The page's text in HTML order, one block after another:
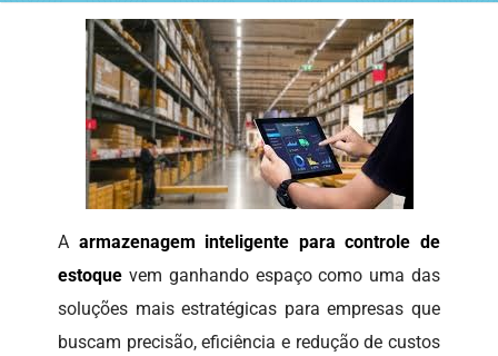
A armazenagem inteligente para controle de
estoque vem ganhando espaço como uma das
soluções mais estratégicas para empresas que
buscam precisão, eficiência e redução de custos